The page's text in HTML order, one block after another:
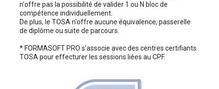
n'offre pas la possibilité de valider 1 ou N bloc de
compétence individuellement.
De plus, le TOSA n'offre aucune équivalence, passerelle
de diplôme ou suite de parcours.
* FORMASOFT PRO s'associe avec des centres certifiants
TOSA pour effecturer les sessions liées au CPF.